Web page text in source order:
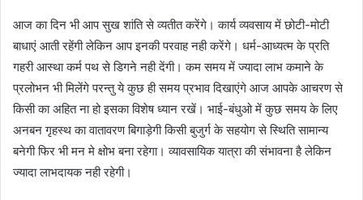
आज का दिन भी आप सुख शांति से व्यतीत करेंगे। कार्य व्यवसाय में छोटी-मोटी
बाधाएं आती रहेंगी लेकिन आप इनकी परवाह नही करेंगे। धर्म-आध्यत्म के प्रति
गहरी आस्था कर्म पथ से डिगने नही देंगी। कम समय में ज्यादा लाभ कमाने के
प्रलोभन भी मिलेंगे परन्तु ये कुछ ही समय प्रभाव दिखाएंगे आज आपके आचरण से
किसी का अहित ना हो इसका विशेष ध्यान रखें। भाई-बंधुओ में कुछ समय के लिए
अनबन गृहस्थ का वातावरण बिगाड़ेगी किसी बुजुर्ग के सहयोग से स्थिति सामान्य
बनेगी फिर भी मन मे क्षोभ बना रहेगा। व्यावसायिक यात्रा की संभावना है लेकिन
ज्यादा लाभदायक नही रहेगी।